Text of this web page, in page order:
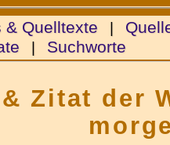
& Quelltexte |
| Suchworte
Zitat der